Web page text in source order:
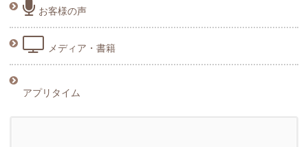
お客様の声
メディア・書籍
アプリタイム